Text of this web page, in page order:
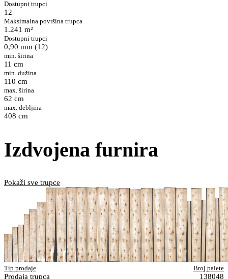
Dostupni trupci
12
Maksimalna površina trupca
1.241 m²
Dostupni trupci
0,90 mm (12)
min. širina
11 cm
min. dužina
110 cm
max. širina
62 cm
max. debljina
408 cm
Izdvojena furnira
Pokaži sve trupce
Tip prodaje
Prodaja trupca
Broj palete
138048